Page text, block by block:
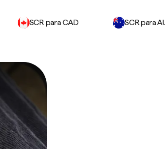
SCR para CAD SCR para